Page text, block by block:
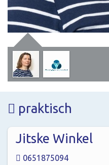
praktisch
Jitske Winkel
0651875094